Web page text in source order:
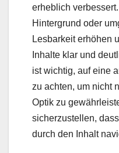
erheblich
Hintergrund oder
Lesbarkeit erhöhen
Inhalte klar und
ist wichtig, auf eine
zu achten, um nicht
Optik zu
sicherzustellen,
durch den Inhalt